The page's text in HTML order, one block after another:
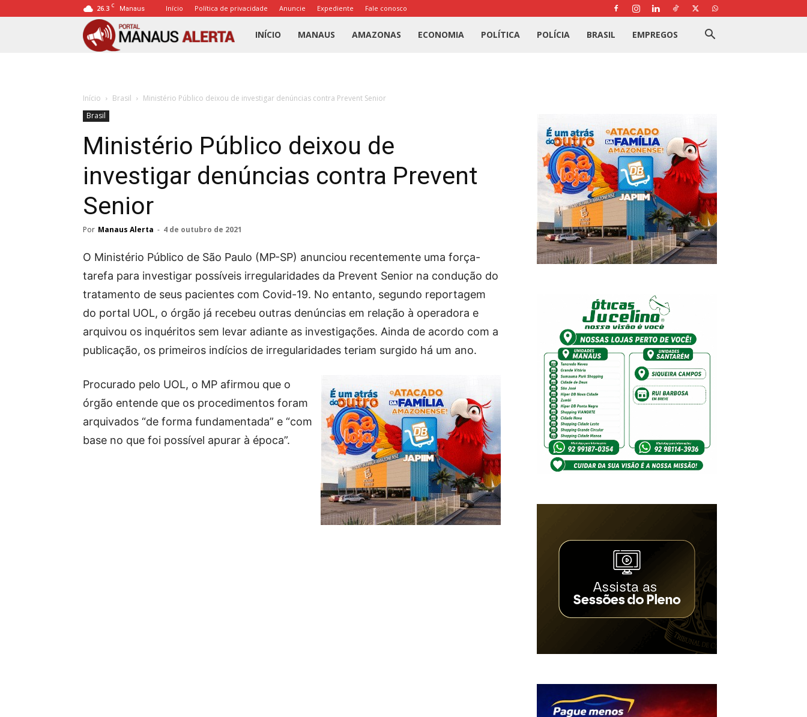
26.3 C Manaus Início Política de privacidade Anuncie Expediente Fale conosco
Portal
Alerta
INÍCIO MANAUS AMAZONAS ECONOMIA POLÍTICA POLÍCIA BRASIL EMPREGOS
Início Brasil
Ministério Público deixou de investigar denúncias contra Prevent Senior
Brasil
Ministério Público deixou de
investigar denúncias contra Prevent
Senior
Por Manaus Alerta - 4 de outubro de 2021
O Ministério Público de São Paulo (MP-SP) anunciou recentemente uma força-
tarefa para investigar possíveis irregularidades da Prevent Senior na condução do
tratamento de seus pacientes com Covid-19. No entanto, segundo reportagem
do portal UOL, o órgão já recebeu outras denúncias em relação à operadora e
arquivou os inquéritos sem levar adiante as investigações. Ainda de acordo com a
publicação, os primeiros indícios de irregularidades teriam surgido há um ano.
Procurado pelo UOL, o MP afirmou que o
órgão entende que os procedimentos foram
arquivados “de forma fundamentada” e “com
base no que foi possível apurar à época”.